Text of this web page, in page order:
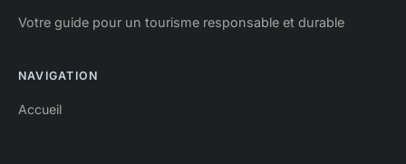
Votre guide pour un tourisme responsable et durable
NAVIGATION
Accueil